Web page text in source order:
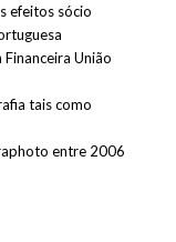
efeitos sócio
União
tais como
entre 2006